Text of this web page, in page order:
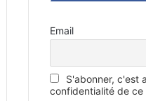
Email
S'abonner, c'est
confidentialité de ce